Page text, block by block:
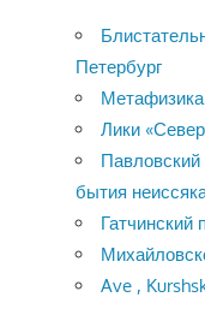
Петербург
Лики
Павловский
бытия
Гатчинский
Ave ,